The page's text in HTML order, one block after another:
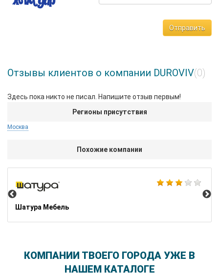
Отправить
Отзывы клиентов о компании DUROVIV(0)
Здесь пока никто не писал. Напишите отзыв первым!
Регионы присутствия
Москва
Похожие компании
Шатура Мебель
КОМПАНИИ ТВОЕГО ГОРОДА УЖЕ В
НАШЕМ КАТАЛОГЕ